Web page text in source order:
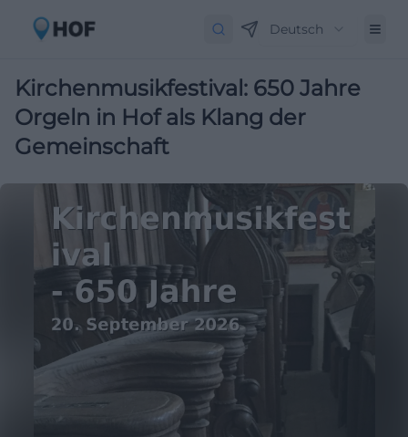
Deutsch
Kirchenmusikfestival: 650 Jahre
Orgeln in Hof als Klang der
Gemeinschaft